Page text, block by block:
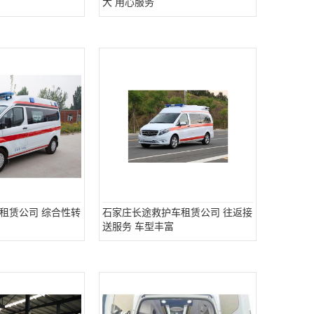
大 用心服务
赁公司 综合性转
石家庄长途救护车租赁公司 往返接
送服务 车型丰富